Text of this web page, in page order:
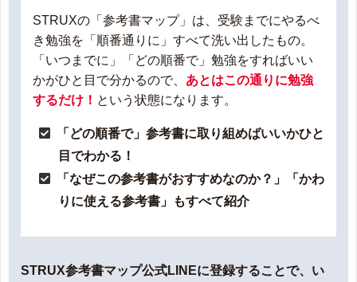
STRUXの「参考書マップ」は、受験までにやるべ
き勉強を「順番通りに」すべて洗い出したもの。
「いつまでに」「どの順番で」勉強をすればいい
かがひと目で分かるので、 あとはこの通りに勉強
するだけ！ という状態になります。
「どの順番で」参考書に取り組めばいいかひと
目でわかる！
「なぜこの参考書がおすすめなのか？」「かわ
りに使える参考書」もすべて紹介
STRUX参考書マップ公式LINEに登録することで、い